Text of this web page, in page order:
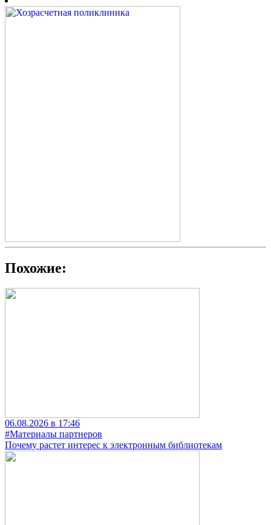
Похожие:
06.08.2026 в 17:46
#Материалы партнеров
Почему растет интерес к электронным библиотекам